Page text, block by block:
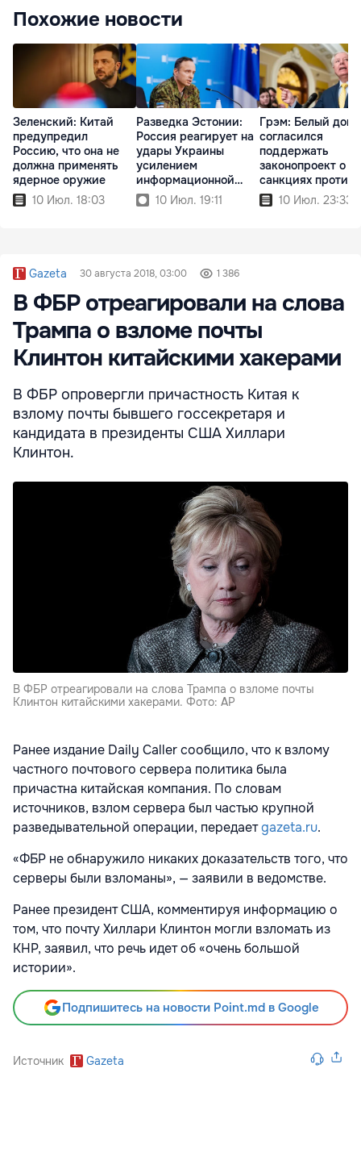
Похожие новости
Зеленский: Китай
предупредил
Россию, что она не
должна применять
ядерное оружие
10 Июл. 18:03
Разведка Эстонии:
Россия реагирует на
удары Украины
усилением
информационной
войны10 Июл. 19:11
Грэм: Белый дом
согласился
поддержать
законопроект о
санкциях против
России10 Июл. 23:33
Gazeta 30 августа 2018, 03:00 1 386
В ФБР отреагировали на слова
Трампа о взломе почты
Клинтон китайскими хакерами
В ФБР опровергли причастность Китая к
взлому почты бывшего госсекретаря и
кандидата в президенты США Хиллари
Клинтон.
В ФБР отреагировали на слова Трампа о взломе почты
Клинтон китайскими хакерами. Фото: AP
Ранее издание Daily Caller сообщило, что к взлому
частного почтового сервера политика была
причастна китайская компания. По словам
источников, взлом сервера был частью крупной
разведывательной операции, передаетgazeta.ru.
«ФБР не обнаружило никаких доказательств того, что
серверы были взломаны», — заявили в ведомстве.
Ранее президент США, комментируя информацию о
том, что почту Хиллари Клинтон могли взломать из
КНР, заявил, что речь идет об «очень большой
истории».
Подпишитесь на новости Point.md в Google
Источник Gazeta